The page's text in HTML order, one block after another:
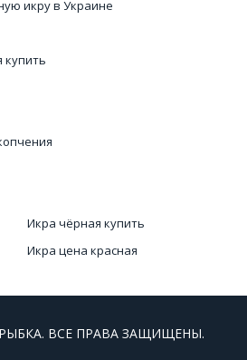
икру в Украине
купить
Икра чёрная купить
Икра цена красная
Устрицы цена Киев
РЫБКА. ВСЕ ПРАВА ЗАЩИЩЕНЫ.